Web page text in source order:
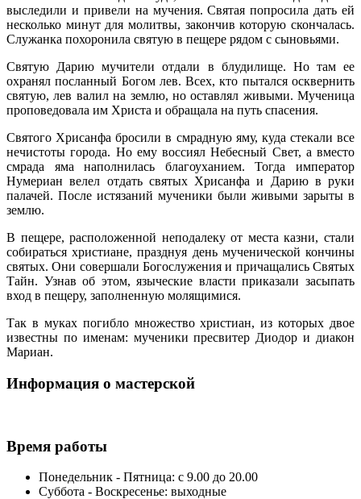
выследили и привели на мучения. Святая попросила дать ей
несколько минут для молитвы, закончив которую скончалась.
Служанка похоронила святую в пещере рядом с сыновьями.
Святую Дарию мучители отдали в блудилище. Но там ее
охранял посланный Богом лев. Всех, кто пытался осквернить
святую, лев валил на землю, но оставлял живыми. Мученица
проповедовала им Христа и обращала на путь спасения.
Святого Хрисанфа бросили в смрадную яму, куда стекали все
нечистоты города. Но ему воссиял Небесный Свет, а вместо
смрада яма наполнилась благоуханием. Тогда император
Нумериан велел отдать святых Хрисанфа и Дарию в руки
палачей. После истязаний мученики были живыми зарыты в
землю.
В пещере, расположенной неподалеку от места казни, стали
собираться христиане, празднуя день мученической кончины
святых. Они совершали Богослужения и причащались Святых
Тайн. Узнав об этом, языческие власти приказали засыпать
вход в пещеру, заполненную молящимися.
Так в муках погибло множество христиан, из которых двое
известны по именам: мученики пресвитер Диодор и диакон
Мариан.
Информация о мастерской
Время работы
Понедельник - Пятница: с 9.00 до 20.00
Суббота - Воскресенье: выходные